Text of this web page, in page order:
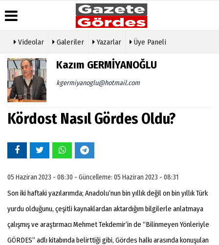
Üye Paneli
Haber
Arşivi
Gazete
Arşivi
Günün
Haberleri
Hava
Durumu
Gazete
Biyografiler
Köşe
Yazarları
Video
Galeri
Etkinlikler
İlkeleri
Videolar Galeriler Yazarlar Üye Paneli
Kazım GERMİYANOĞLU
kgermiyanoglu@hotmail.com
Kördost Nasıl Gördes Oldu?
05 Haziran 2023 - 08:30 - Güncelleme: 05 Haziran 2023 - 08:31
Son iki haftaki yazılarımda; Anadolu’nun bin yıllık değil on bin yıllık Türk
yurdu olduğunu, çeşitli kaynaklardan aktardığım bilgilerle anlatmaya
çalışmış ve araştırmacı Mehmet Tekdemir’in de “Bilinmeyen Yönleriyle
GÖRDES” adlı kitabında belirttiği gibi, Gördes halkı arasında konuşulan